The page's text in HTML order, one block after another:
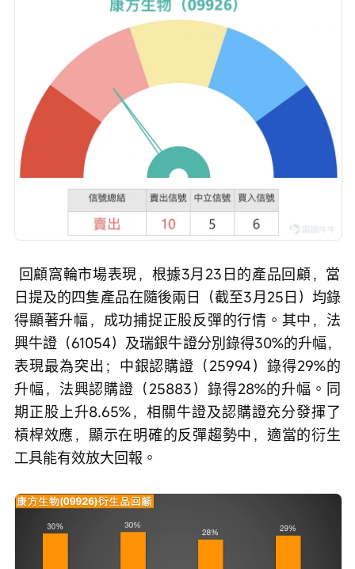
日提及的四隻產品在隨後兩日（截至3月25日）均錄
得顯著升幅，成功捕捉正股反彈的行情。其中，法
興牛證（61054）及瑞銀牛證分別錄得30%的升幅，
表現最為突出；中銀認購證（25994）錄得29%的
升幅，法興認購證（25883）錄得28%的升幅。同
期正股上升8.65%，相關牛證及認購證充分發揮了
槓桿效應，顯示在明確的反彈趨勢中，適當的衍生
工具能有效放大回報。